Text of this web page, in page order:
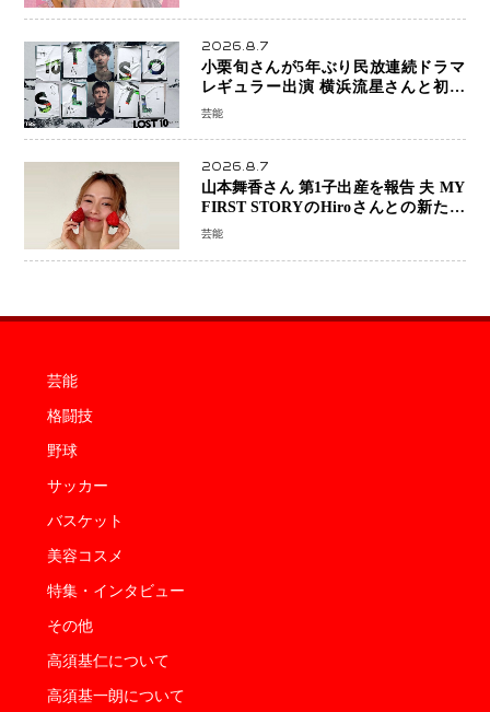
2026.8.7
小栗旬さんが5年ぶり民放連続ドラマ
レギュラー出演 横浜流星さんと初共
演『LOST10』で異色バディ結成
芸能
2026.8.7
山本舞香さん 第1子出産を報告 夫 MY
FIRST STORYのHiroさんとの新たな
家族生活「母子ともに健康」
芸能
芸能
格闘技
野球
サッカー
バスケット
美容コスメ
特集・インタビュー
その他
高須基仁について
高須基一朗について